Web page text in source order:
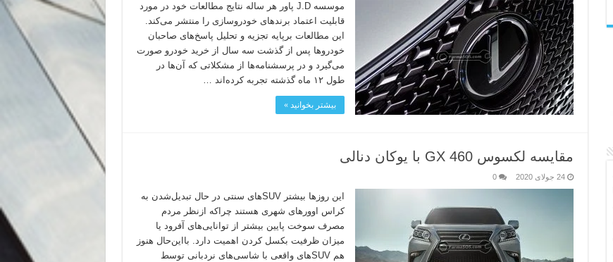
موسسه J.D پاور هر ساله نتایج مطالعات خود در مورد
قابلیت اعتماد برند‌های خودروسازی را منتشر می‌کند.
این مطالعات برپایه تجزیه و تحلیل پاسخ‌های صاحبان
خودروها پس از گذشت سه سال از خرید خودرو صورت
می‌گیرد و در پرسشنامه‌ها از مشکلاتی که آن‌ها در
طول ۱۲ ماه گذشته تجربه کرده‌اند …
بیشتر بخوانید »
مقایسه لکسوس GX 460 با یوکان دنالی
24 جولای 2020 0
این روزها بیشتر SUVهای سنتی در حال تبدیل‌شدن به
کراس اوورهای شهری هستند چراکه ازنظر مردم
مصرف سوخت پایین بیشتر از توانایی‌های آفرود یا
میزان ظرفیت بکسل کردن اهمیت دارد. بااین‌حال هنوز
هم SUVهای واقعی با شاسی‌های نردبانی توسط